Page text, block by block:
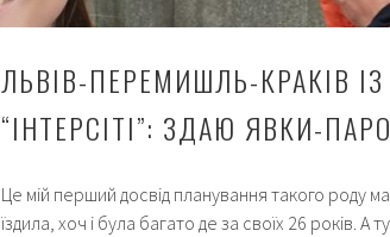
ЛЬВІВ-ПЕРЕМИШЛЬ-КРАКІВ
“ІНТЕРСІТІ”: ЗДАЮ ЯВКИ-
Це мій перший досвід планування такого роду
їздила, хоч і була багато де за своїх 26 років.